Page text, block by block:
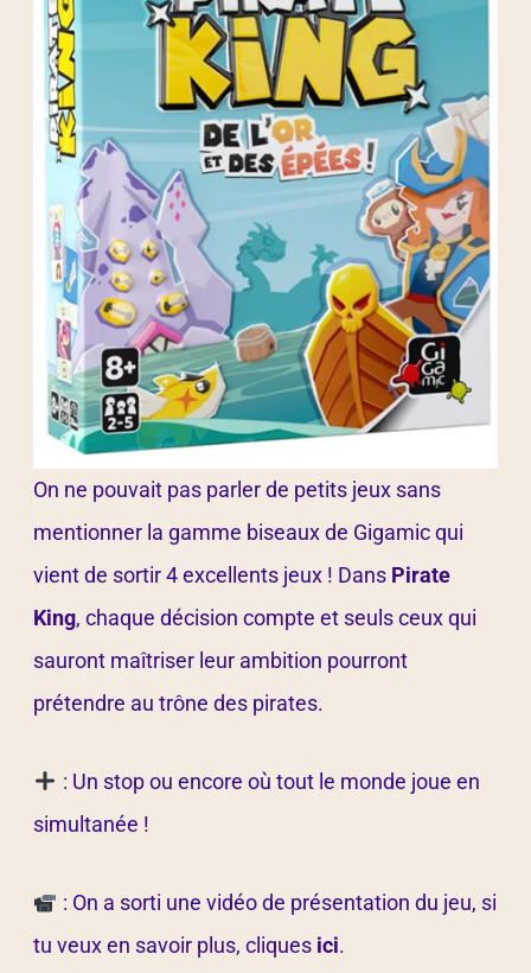
On ne pouvait pas parler de petits jeux sans
mentionner la gamme biseaux de Gigamic qui
vient de sortir 4 excellents jeux ! Dans Pirate
King, chaque décision compte et seuls ceux qui
sauront maîtriser leur ambition pourront
prétendre au trône des pirates.
: Un stop ou encore où tout le monde joue en
simultanée !
: On a sorti une vidéo de présentation du jeu, si
tu veux en savoir plus, cliques ici.